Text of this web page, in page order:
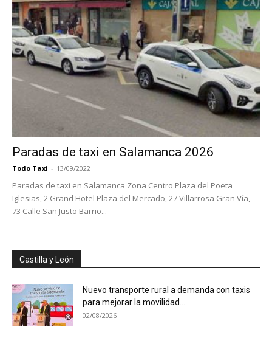
Paradas de taxi en Salamanca 2026
Todo Taxi - 13/09/2022
Paradas de taxi en Salamanca Zona Centro Plaza del Poeta
Iglesias, 2 Grand Hotel Plaza del Mercado, 27 Villarrosa Gran Vía,
73 Calle San Justo Barrio...
Castilla y León
Nuevo transporte rural a demanda con taxis
para mejorar la movilidad...
02/08/2026